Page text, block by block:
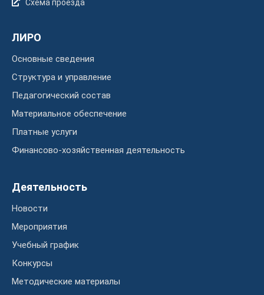
Схема проезда
ЛИРО
Основные сведения
Структура и управление
Педагогический состав
Материальное обеспечение
Платные услуги
Финансово-хозяйственная деятельность
Деятельность
Новости
Мероприятия
Учебный график
Конкурсы
Методические материалы